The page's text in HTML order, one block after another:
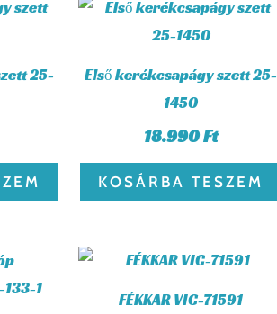
25-
Első kerékcsapágy szett 25-
1450
18.990Ft
KOSÁRBA TESZEM
FÉKKAR VIC-71591